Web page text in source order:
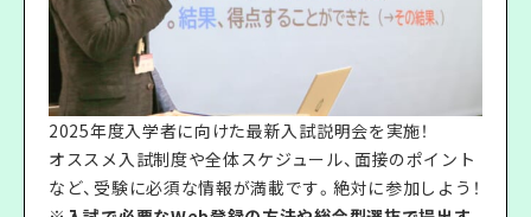
2025年度入学者に向けた最新入試説明会を実施！
オススメ入試制度や全体スケジュール、面接のポイント
など、受験に必須な情報が満載です。絶対に参加しよう！